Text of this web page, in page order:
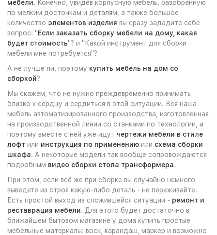
мебели. Конечно, увидев корпусную мебель, разобранную
по мелким досточкам и деталям, а также большое
количество элементов изделия вы сразу зададите себе
вопрос: "Если заказать сборку мебели на дому, какая
будет стоимость"? и "Какой инструмент для сборки
мебели мне потребуется"?
А не лучше ли, поэтому купить мебель на дом со
сборкой?
Мы скажем, что не нужно преждевременно принимать
близко к сердцу и сердиться в этой ситуации. Вся наша
мебель автоматизированного производства, изготовленная
на производственной линии со станками по технологии, а
поэтому вместе с ней уже идут чертежи мебели в стиле
лофт или инструкция по применению или схема сборки
шкафа. А некоторые модели так вообще сопровождаются
подробным видео сборки стола трансформера.
При этом, если всё же при сборке вы случайно немного
выведете из строя какую-либо деталь - не переживайте.
Есть простой выход из сложившейся ситуации - ремонт и
реставрация мебели. Для этого будет достаточно в
ближайшем бытовом магазине у дома купить простые
мебельные материалы: воск, карандаш, маркер и возможно